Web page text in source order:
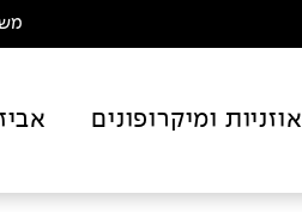
אוזניות ומיקרופונים